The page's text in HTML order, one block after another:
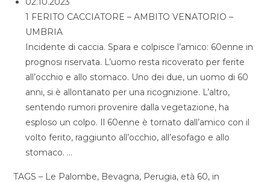
1 FERITO CACCIATORE – AMBITO VENATORIO –
UMBRIA
Incidente di caccia. Spara e colpisce l’amico: 60enne in
prognosi riservata. L’uomo resta ricoverato per ferite
all’occhio e allo stomaco. Uno dei due, un uomo di 60
anni, si è allontanato per una ricognizione. L’altro,
sentendo rumori provenire dalla vegetazione, ha
esploso un colpo. Il 60enne è tornato dall’amico con il
volto ferito, raggiunto all’occhio, all’esofago e allo
stomaco. …
TAGS – Le Palombe, Bevagna, Perugia, età 60, in